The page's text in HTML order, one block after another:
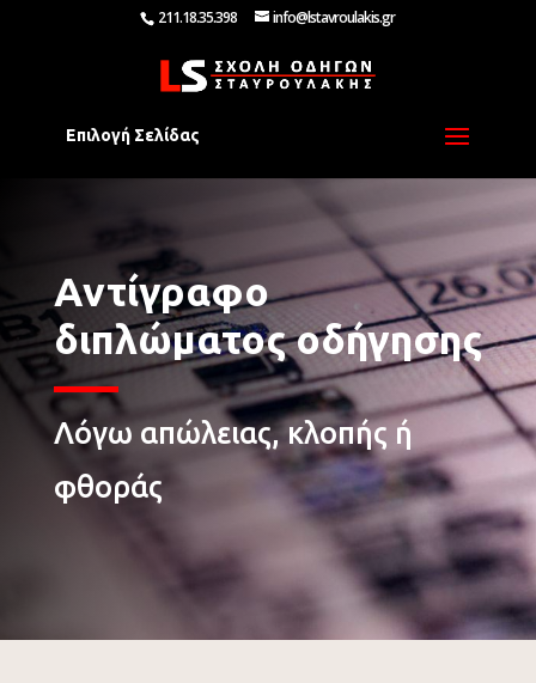
211.18.35.398 info@lstavroulakis.gr
Επιλογή Σελίδας
Αντίγραφο
διπλώματος οδήγησης
Λόγω απώλειας, κλοπής ή
φθοράς